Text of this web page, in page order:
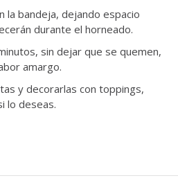
la bandeja, dejando espacio
durante el horneado.
sin dejar que se quemen,
amargo.
y decorarlas con toppings,
lo deseas.